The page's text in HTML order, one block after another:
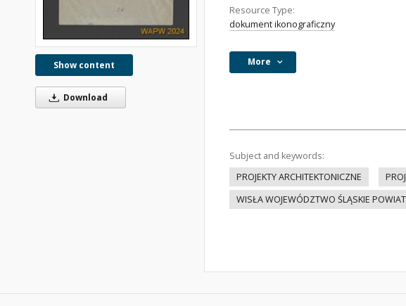
Show content
Download
Resource Type:
dokument ikonograficzny
More
Subject and keywords:
PROJEKTY ARCHITEKTONICZNE
WISŁA WOJEWÓDZTWO ŚLĄSKIE